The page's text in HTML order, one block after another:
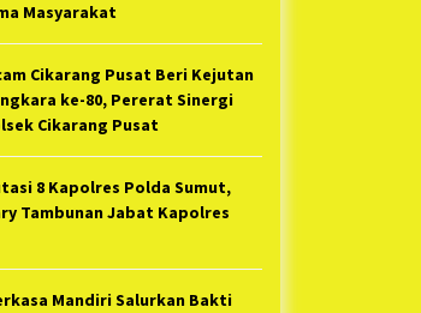
Masyarakat
Cikarang Pusat Beri Kejutan
ke-80, Pererat Sinergi
Cikarang Pusat
8 Kapolres Polda Sumut,
Tambunan Jabat Kapolres
Mandiri Salurkan Bakti